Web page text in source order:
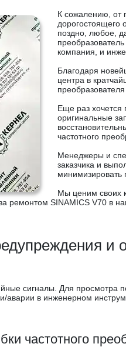
К сожалению, от
дорогостоящего
поздно, любое,
компания, и
Благодаря
центра в
Еще раз хочется
оригинальные
частотного
Менеджеры и
заказчика и
минимизировать
Мы ценим своих
ремонтом SINAMICS V70 в
и
сигналы. Для просмотра
аварии в инженерном
частотного